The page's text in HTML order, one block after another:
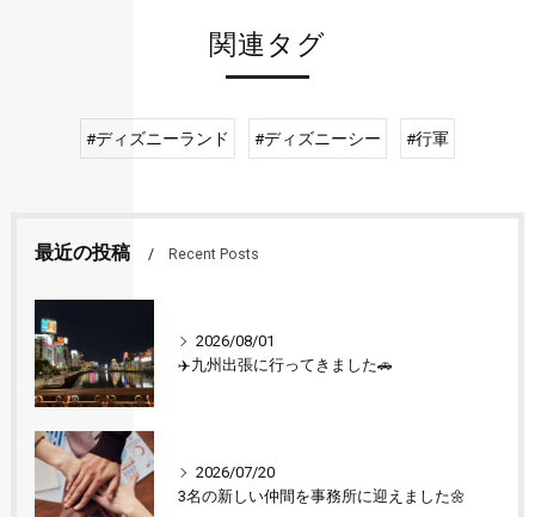
関連タグ
#ディズニーランド #ディズニーシー #行軍
最近の投稿 Recent Posts
2026/08/01
✈️九州出張に行ってきました🚗
2026/07/20
3名の新しい仲間を事務所に迎えました🌼